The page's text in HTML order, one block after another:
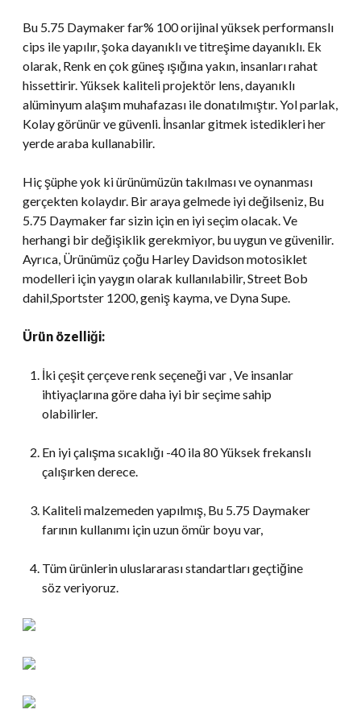
Bu 5.75 Daymaker far% 100 orijinal yüksek performanslı
cips ile yapılır, şoka dayanıklı ve titreşime dayanıklı. Ek
olarak, Renk en çok güneş ışığına yakın, insanları rahat
hissettirir. Yüksek kaliteli projektör lens, dayanıklı
alüminyum alaşım muhafazası ile donatılmıştır. Yol parlak,
Kolay görünür ve güvenli. İnsanlar gitmek istedikleri her
yerde araba kullanabilir.
Hiç şüphe yok ki ürünümüzün takılması ve oynanması
gerçekten kolaydır. Bir araya gelmede iyi değilseniz, Bu
5.75 Daymaker far sizin için en iyi seçim olacak. Ve
herhangi bir değişiklik gerekmiyor, bu uygun ve güvenilir.
Ayrıca, Ürünümüz çoğu Harley Davidson motosiklet
modelleri için yaygın olarak kullanılabilir, Street Bob
dahil,Sportster 1200, geniş kayma, ve Dyna Supe.
Ürün özelliği:
İki çeşit çerçeve renk seçeneği var , Ve insanlar
ihtiyaçlarına göre daha iyi bir seçime sahip
olabilirler.
En iyi çalışma sıcaklığı -40 ila 80 Yüksek frekanslı
çalışırken derece.
Kaliteli malzemeden yapılmış, Bu 5.75 Daymaker
farının kullanımı için uzun ömür boyu var,
Tüm ürünlerin uluslararası standartları geçtiğine
söz veriyoruz.